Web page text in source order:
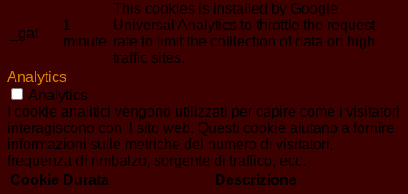
_gat
1
minute
This cookies is installed by Google
Universal Analytics to throttle the request
rate to limit the colllection of data on high
traffic sites.
Analytics
Analytics
I cookie analitici vengono utilizzati per capire come i visitatori
interagiscono con il sito web. Questi cookie aiutano a fornire
informazioni sulle metriche del numero di visitatori,
frequenza di rimbalzo, sorgente di traffico, ecc.
Cookie Durata Descrizione